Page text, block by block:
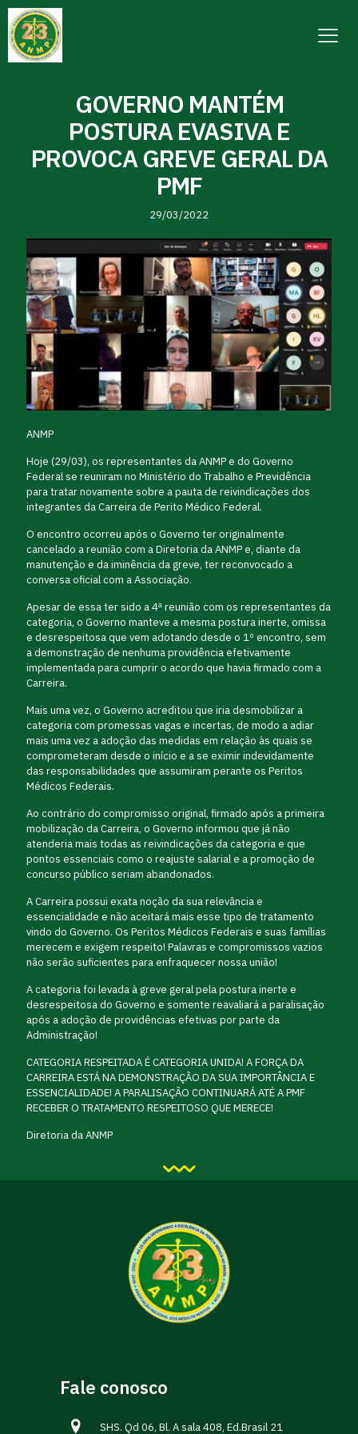
GOVERNO MANTÉM
POSTURA EVASIVA E
PROVOCA GREVE GERAL DA
PMF
29/03/2022
ANMP
Hoje (29/03), os representantes da ANMP e do Governo
Federal se reuniram no Ministério do Trabalho e Previdência
para tratar novamente sobre a pauta de reivindicações dos
integrantes da Carreira de Perito Médico Federal.
O encontro ocorreu após o Governo ter originalmente
cancelado a reunião com a Diretoria da ANMP e, diante da
manutenção e da iminência da greve, ter reconvocado a
conversa oficial com a Associação.
Apesar de essa ter sido a 4ª reunião com os representantes da
categoria, o Governo manteve a mesma postura inerte, omissa
e desrespeitosa que vem adotando desde o 1º encontro, sem
a demonstração de nenhuma providência efetivamente
implementada para cumprir o acordo que havia firmado com a
Carreira.
Mais uma vez, o Governo acreditou que iria desmobilizar a
categoria com promessas vagas e incertas, de modo a adiar
mais uma vez a adoção das medidas em relação às quais se
comprometeram desde o início e a se eximir indevidamente
das responsabilidades que assumiram perante os Peritos
Médicos Federais.
Ao contrário do compromisso original, firmado após a primeira
mobilização da Carreira, o Governo informou que já não
atenderia mais todas as reivindicações da categoria e que
pontos essenciais como o reajuste salarial e a promoção de
concurso público seriam abandonados.
A Carreira possui exata noção da sua relevância e
essencialidade e não aceitará mais esse tipo de tratamento
vindo do Governo. Os Peritos Médicos Federais e suas famílias
merecem e exigem respeito! Palavras e compromissos vazios
não serão suficientes para enfraquecer nossa união!
A categoria foi levada à greve geral pela postura inerte e
desrespeitosa do Governo e somente reavaliará a paralisação
após a adoção de providências efetivas por parte da
Administração!
CATEGORIA RESPEITADA É CATEGORIA UNIDA! A FORÇA DA
CARREIRA ESTÁ NA DEMONSTRAÇÃO DA SUA IMPORTÂNCIA E
ESSENCIALIDADE! A PARALISAÇÃO CONTINUARÁ ATÉ A PMF
RECEBER O TRATAMENTO RESPEITOSO QUE MERECE!
Diretoria da ANMP
Fale conosco
SHS. Qd 06, Bl. A sala 408, Ed.Brasil 21